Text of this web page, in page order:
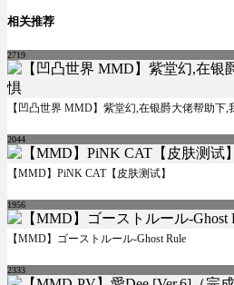
相关推荐
2719
【凹凸世界 MMD】紫堂幻,在银爵大佬帮助下,
2044
【MMD】PiNK CAT【皮肤测试】
1956
【MMD】ゴーストルール-Ghost Rule
2333